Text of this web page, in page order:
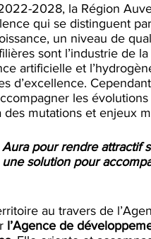
2028, la Région
qui se distinguent
un niveau de
sont l’industrie de
artificielle et
d’excellence.
les
mutations et enjeux
pour rendre attractif
solution pour
au travers de
l’Agence de